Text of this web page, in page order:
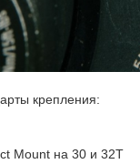
крепления:
Mount на 30 и 32Т